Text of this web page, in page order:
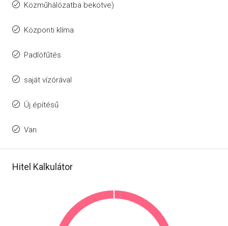
Közműhálózatba bekötve)
Központi klíma
Padlófűtés
saját vízórával
Új építésű
Van
Hitel Kalkulátor